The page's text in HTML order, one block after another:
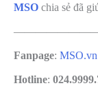
MSO chia sẻ đã
Fanpage:
Hotline: